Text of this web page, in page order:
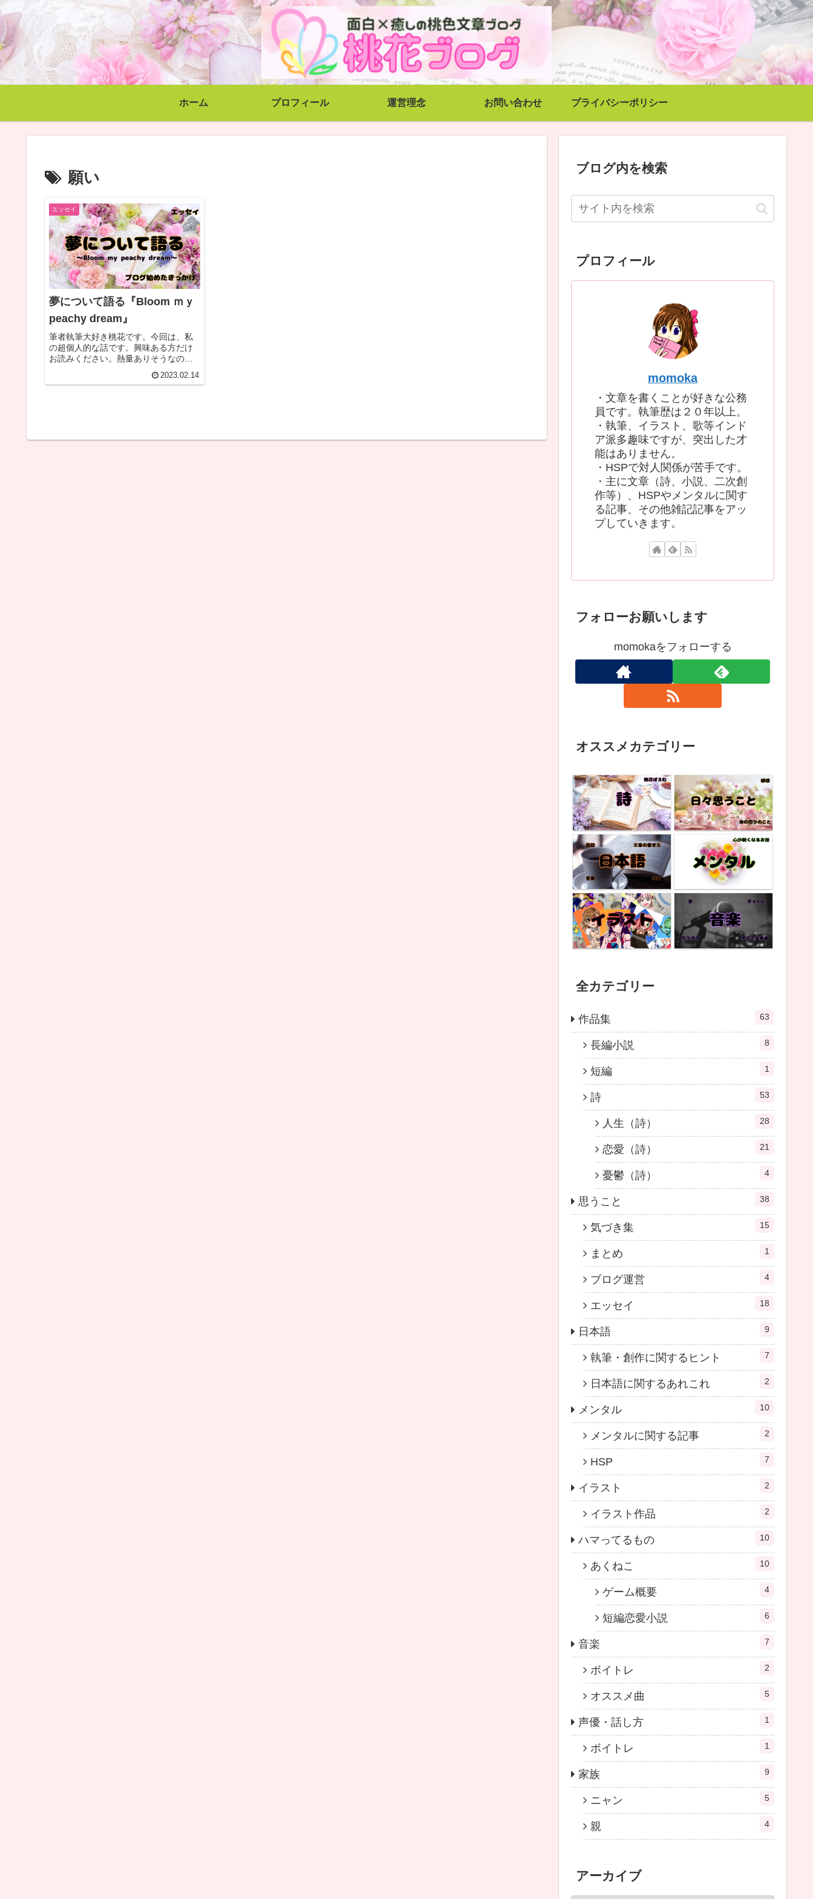
ホーム プロフィール 運営理念 お問い合わせ プライバシーポリシー
願い
エッセイ
夢について語る『Bloom ｍｙ
peachy dream』
筆者執筆大好き桃花です。今回は、私
の超個人的な話です。興味ある方だけ
お読みください。熱量ありそうなの
を！将来の夢について小説家になるこ
2023.02.14
ブログ内を検索
プロフィール
momoka
・文章を書くことが好きな公務
員です。執筆歴は２０年以上。
・執筆、イラスト、歌等インド
ア派多趣味ですが、突出した才
能はありません。
・HSPで対人関係が苦手です。
・主に文章（詩、小説、二次創
作等）、HSPやメンタルに関す
る記事、その他雑記記事をアッ
プしていきます。
フォローお願いします
momokaをフォローする
オススメカテゴリー
全カテゴリー
作品集 63
長編小説 8
短編 1
詩 53
人生（詩） 28
恋愛（詩） 21
憂鬱（詩） 4
思うこと 38
気づき集 15
まとめ 1
ブログ運営 4
エッセイ 18
日本語 9
執筆・創作に関するヒント 7
日本語に関するあれこれ 2
メンタル 10
メンタルに関する記事 2
HSP 7
イラスト 2
イラスト作品 2
ハマってるもの 10
あくねこ 10
ゲーム概要 4
短編恋愛小説 6
音楽 7
ボイトレ 2
オススメ曲 5
声優・話し方 1
ボイトレ 1
家族 9
ニャン 5
親 4
アーカイブ